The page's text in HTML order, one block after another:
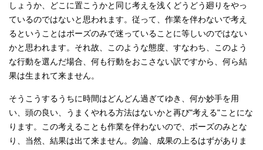
しょうか、どこに置こうかと同じ考えを浅くどうどう廻りをやっ
ているのではないと思われます。従って、作業を伴わないで考え
るということはポーズのみで迷っていることに等しいのではない
かと思われます。それ故、このような態度、すなわち、このよう
な行動を選んだ場合、何も行動をおこさない訳ですから、何ら結
果は生まれて来ません。
そうこうするうちに時間はどんどん過ぎてゆき、何か妙手を用
い、頭の良い、うまくやれる方法はないかと再び"考える"ことにな
ります。この考えることも作業を伴わないので、ポーズのみとな
り、当然、結果は出て来ません。勿論、成果の上るはずがありま